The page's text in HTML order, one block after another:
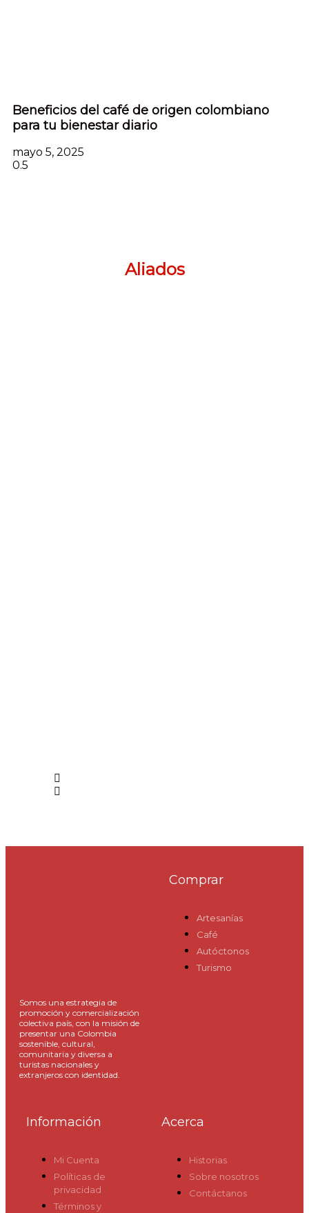
Beneficios del café de origen colombiano
para tu bienestar diario
mayo 5, 2025
Aliados
Somos una estrategia de
promoción y comercialización
colectiva país, con la misión de
presentar una Colombia
sostenible, cultural,
comunitaria y diversa a
turistas nacionales y
extranjeros con identidad.
Comprar
Artesanías
Café
Autóctonos
Turismo
Información
Mi Cuenta
Políticas de
privacidad
Términos y
Acerca
Historias
Sobre nosotros
Contáctanos